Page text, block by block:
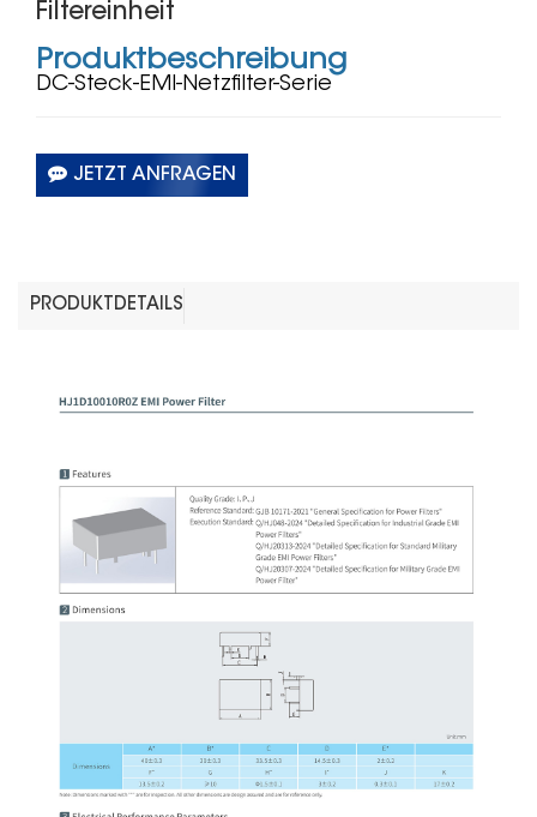
Filtereinheit
Produktbeschreibung
DC-Steck-EMI-Netzfilter-Serie
JETZT ANFRAGEN
PRODUKTDETAILS